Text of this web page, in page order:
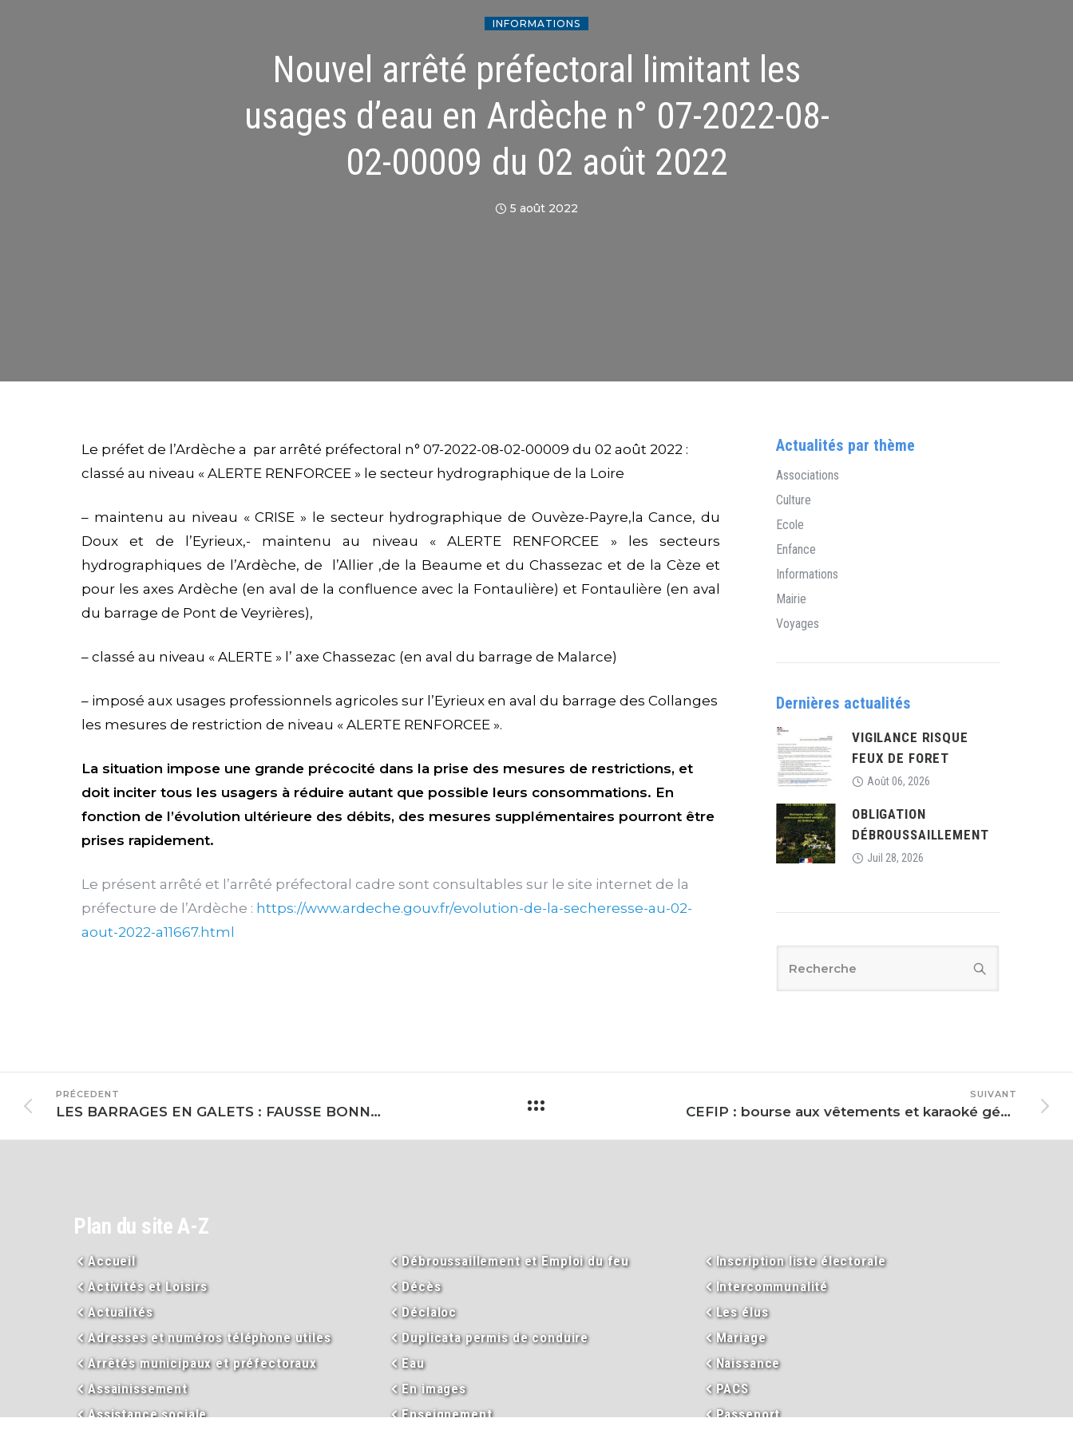
INFORMATIONS
Nouvel arrêté préfectoral limitant les
usages d’eau en Ardèche n° 07-2022-08-
02-00009 du 02 août 2022
5 août 2022
Le préfet de l’Ardèche a par arrêté préfectoral n° 07-2022-08-02-00009 du 02 août 2022 :
classé au niveau « ALERTE RENFORCEE » le secteur hydrographique de la Loire
– maintenu au niveau « CRISE » le secteur hydrographique de Ouvèze-Payre,la Cance, du
Doux et de l’Eyrieux,- maintenu au niveau « ALERTE RENFORCEE » les secteurs
hydrographiques de l’Ardèche, de l’Allier ,de la Beaume et du Chassezac et de la Cèze et
pour les axes Ardèche (en aval de la confluence avec la Fontaulière) et Fontaulière (en aval
du barrage de Pont de Veyrières),
– classé au niveau « ALERTE » l’ axe Chassezac (en aval du barrage de Malarce)
– imposé aux usages professionnels agricoles sur l’Eyrieux en aval du barrage des Collanges
les mesures de restriction de niveau « ALERTE RENFORCEE ».
La situation impose une grande précocité dans la prise des mesures de restrictions, et
doit inciter tous les usagers à réduire autant que possible leurs consommations. En
fonction de l’évolution ultérieure des débits, des mesures supplémentaires pourront être
prises rapidement.
Le présent arrêté et l’arrêté préfectoral cadre sont consultables sur le site internet de la
préfecture de l’Ardèche : https://www.ardeche.gouv.fr/evolution-de-la-secheresse-au-02-
aout-2022-a11667.html
Actualités par thème
Associations
Culture
Ecole
Enfance
Informations
Mairie
Voyages
Dernières actualités
VIGILANCE RISQUE
FEUX DE FORET
Août 06, 2026
OBLIGATION
DÉBROUSSAILLEMENT
Juil 28, 2026
PRÉCEDENT
LES BARRAGES EN GALETS : FAUSSE BONNE IDÉE
SUIVANT
CEFIP : bourse aux vêtements et karaoké géant
Plan du site A-Z
Accueil
Activités et Loisirs
Actualités
Adresses et numéros téléphone utiles
Arrêtés municipaux et préfectoraux
Assainissement
Assistance sociale
Débroussaillement et Emploi du feu
Décès
Déclaloc
Duplicata permis de conduire
Eau
En images
Enseignement
Inscription liste électorale
Intercommunalité
Les élus
Mariage
Naissance
PACS
Passeport